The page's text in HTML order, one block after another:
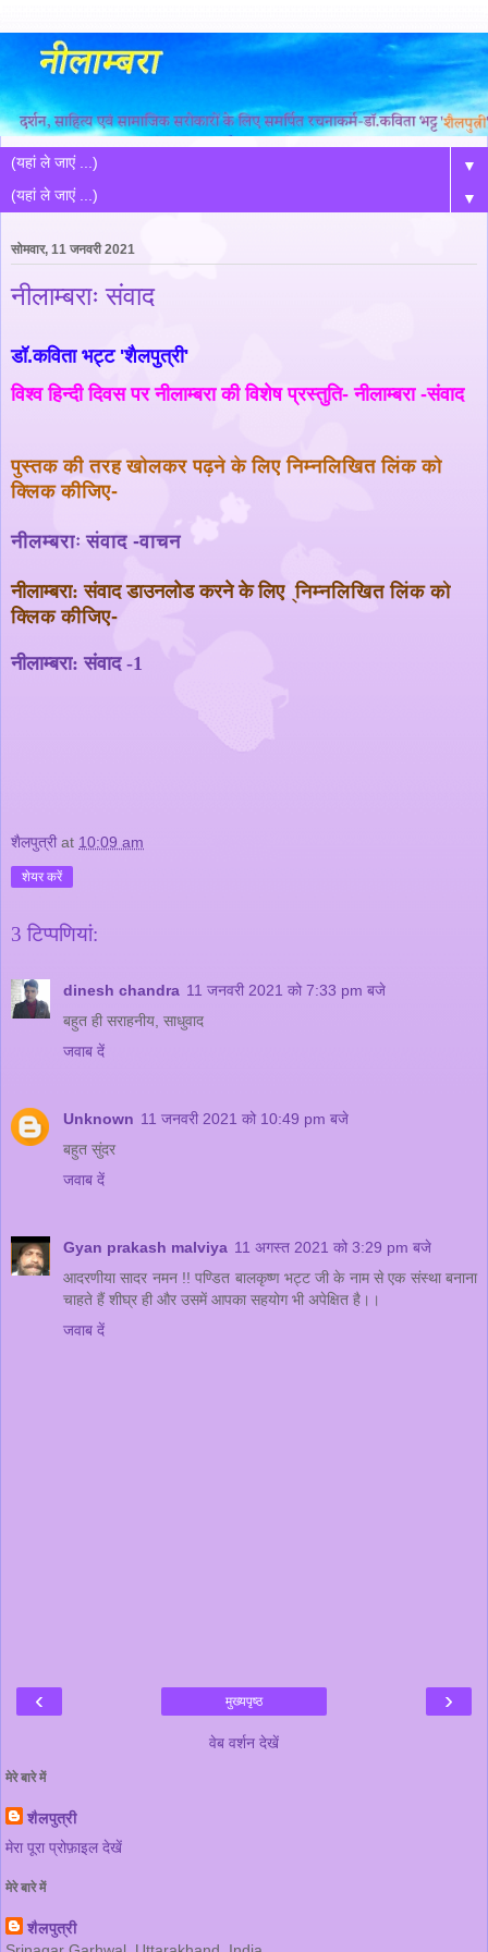
▼
▼
सोमवार, 11 जनवरी 2021
नीलाम्बराः संवाद
डॉ.कविता भट्ट 'शैलपुत्री'
विश्व हिन्दी दिवस पर नीलाम्बरा की विशेष प्रस्तुति- नीलाम्बरा -संवाद
पुस्तक की तरह खोलकर पढ़ने के लिए निम्नलिखित लिंक को
क्लिक कीजिए-
नीलम्बराः संवाद -वाचन
नीलाम्बरा: संवाद डाउनलोड करने के लिए ्निम्नलिखित लिंक को
क्लिक कीजिए-
नीलाम्बरा: संवाद -1
शैलपुत्री at 10:09 am
शेयर करें
3 टिप्‍पणियां:
dinesh chandra 11 जनवरी 2021 को 7:33 pm बजे
बहुत ही सराहनीय, साधुवाद
जवाब दें
Unknown 11 जनवरी 2021 को 10:49 pm बजे
बहुत सुंदर
जवाब दें
Gyan prakash malviya 11 अगस्त 2021 को 3:29 pm बजे
आदरणीया सादर नमन !! पण्डित बालकृष्ण भट्ट जी के नाम से एक संस्था बनाना
चाहते हैं शीघ्र ही और उसमें आपका सहयोग भी अपेक्षित है।।
जवाब दें
‹ ›
मुख्यपृष्ठ
वेब वर्शन देखें
मेरे बारे में
शैलपुत्री
मेरा पूरा प्रोफ़ाइल देखें
मेरे बारे में
शैलपुत्री